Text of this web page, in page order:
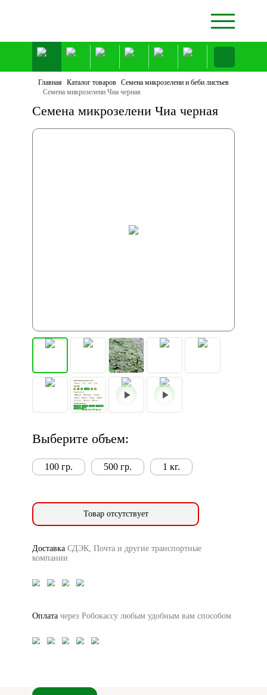
Главная Каталог товаров Семена микрозелени и беби листьев
Семена микрозелени Чиа черная
Семена микрозелени Чиа черная
Выберите объем:
100 гр. 500 гр. 1 кг.
Товар отсутствует
Доставка СДЭК, Почта и другие транспортные
компании
Оплата через Робокассу любым удобным вам способом